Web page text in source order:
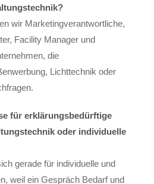
wir Marketingverantwortliche,
Facility Manager und
die
Lichttechnik oder
für erklärungsbedürftige
oder individuelle
gerade für individuelle und
weil ein Gespräch Bedarf und